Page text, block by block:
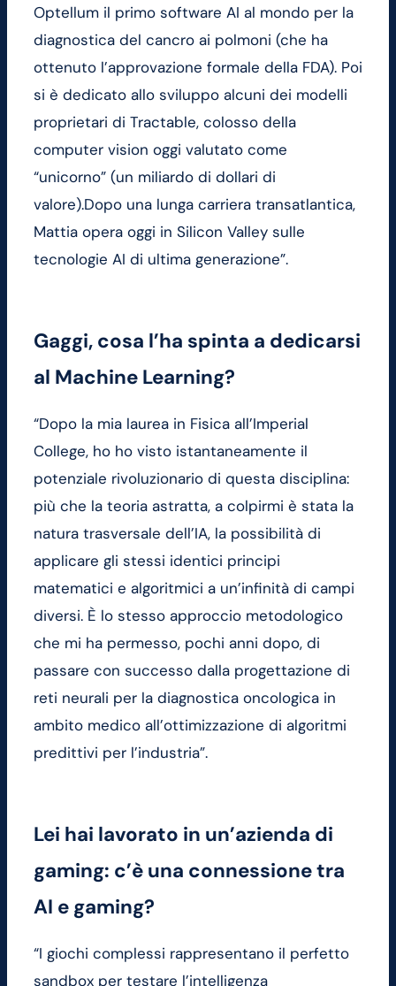
Optellum il primo software AI al mondo per la
diagnostica del cancro ai polmoni (che ha
ottenuto l’approvazione formale della FDA). Poi
si è dedicato allo sviluppo alcuni dei modelli
proprietari di Tractable, colosso della
computer vision oggi valutato come
“unicorno” (un miliardo di dollari di
valore).Dopo una lunga carriera transatlantica,
Mattia opera oggi in Silicon Valley sulle
tecnologie AI di ultima generazione”.
Gaggi, cosa l’ha spinta a dedicarsi
al Machine Learning?
“Dopo la mia laurea in Fisica all’Imperial
College, ho ho visto istantaneamente il
potenziale rivoluzionario di questa disciplina:
più che la teoria astratta, a colpirmi è stata la
natura trasversale dell’IA, la possibilità di
applicare gli stessi identici principi
matematici e algoritmici a un’infinità di campi
diversi. È lo stesso approccio metodologico
che mi ha permesso, pochi anni dopo, di
passare con successo dalla progettazione di
reti neurali per la diagnostica oncologica in
ambito medico all’ottimizzazione di algoritmi
predittivi per l’industria”.
Lei hai lavorato in un’azienda di
gaming: c’è una connessione tra
AI e gaming?
“I giochi complessi rappresentano il perfetto
sandbox per testare l’intelligenza